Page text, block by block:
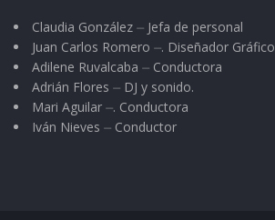
Claudia González ⏤ Jefa de personal
Juan Carlos Romero ⏤. Diseñador Gráfico
Adilene Ruvalcaba ⏤ Conductora
Adrián Flores ⏤ DJ y sonido.
Mari Aguilar ⏤. Conductora
Iván Nieves ⏤ Conductor